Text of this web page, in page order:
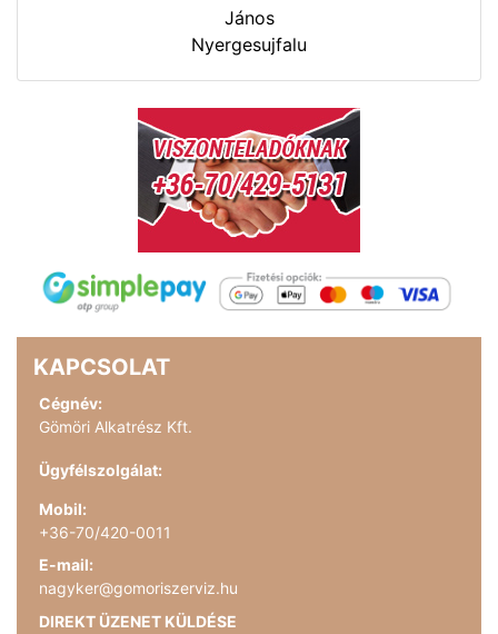
János
Nyergesujfalu
KAPCSOLAT
Cégnév:
Gömöri Alkatrész Kft.
Ügyfélszolgálat:
Mobil:
+36-70/420-0011
E-mail:
nagyker@gomoriszerviz.hu
DIREKT ÜZENET KÜLDÉSE